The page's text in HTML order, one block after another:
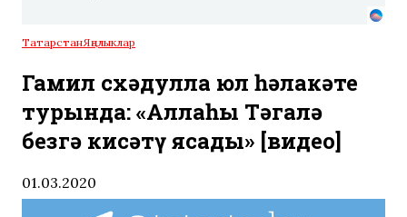
ТатарстанЯңалыклар
Гамил Әсхәдулла юл һәлакәте
турында: «Аллаһы Тәгалә
безгә кисәтү ясады» [видео]
01.03.2020